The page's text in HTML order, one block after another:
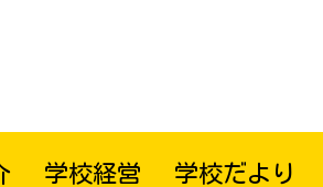
学校経営 学校だより